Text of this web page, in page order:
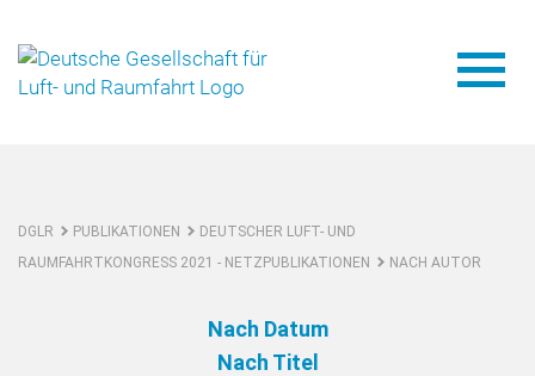
DGLR PUBLIKATIONEN
DEUTSCHER LUFT- UND
RAUMFAHRTKONGRESS 2021 - NETZPUBLIKATIONEN
NACH AUTOR
Nach Datum
Nach Titel